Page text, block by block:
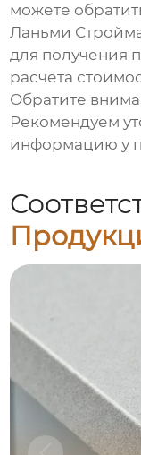
можете
Ланьми
для получения
расчета
Обратите
Рекомендуем
информацию у